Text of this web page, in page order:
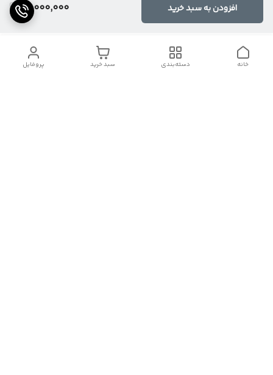
15,000,000 افزودن به سبد خرید
پروفایل سبد خرید دسته‌بندی خانه